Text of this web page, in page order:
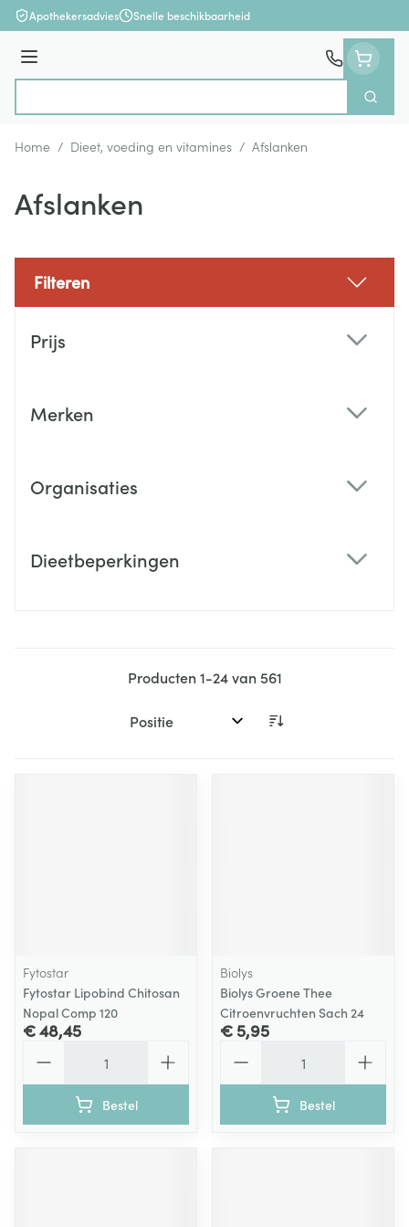
Ga naar de inhoud
Apothekersadvies Snelle beschikbaarheid
Menu
Zoek
Home / Dieet, voeding en vitamines / Afslanken
Afslanken
Filteren
Prijs
Merken
Organisaties
Dieetbeperkingen
Producten1-24van561
Sorteer op:
Fytostar
Fytostar Lipobind Chitosan
Nopal Comp 120
€ 48,45
Bestel
Biolys
Biolys Groene Thee
Citroenvruchten Sach 24
€ 5,95
Bestel